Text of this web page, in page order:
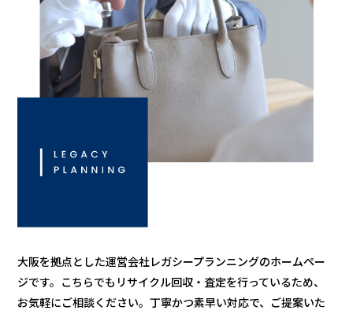
大阪を拠点とした運営会社レガシープランニングのホームペー
ジです。 こちらでも リサイクル回収・査定を行っているため、
お気軽にご相談ください。丁寧かつ素早い対応で、ご提案いた